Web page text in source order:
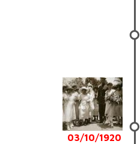
03/10/1920